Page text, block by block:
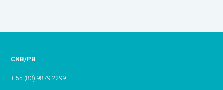
CNB/PB
+ 55 (83) 9879-2299